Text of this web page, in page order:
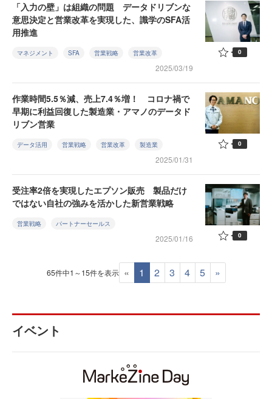
「入力の壁」は組織の問題 データドリブンな
意思決定と営業改革を実現した、識学のSFA活
用推進
マネジメント SFA 営業戦略 営業改革
2025/03/19
0
作業時間5.5％減、売上7.4％増！ コロナ禍で
早期に利益回復した製造業・アマノのデータド
リブン営業
データ活用 営業戦略 営業改革 製造業
2025/01/31
0
受注率2倍を実現したエプソン販売 製品だけ
ではない自社の強みを活かした新営業戦略
営業戦略 パートナーセールス
2025/01/16 0
65件中1～15件を表示 « 1 2 3 4 5 »
イベント